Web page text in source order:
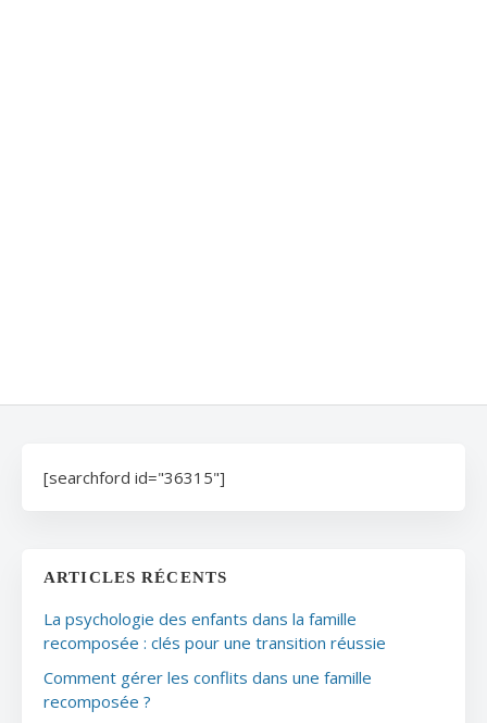
[searchford id="36315"]
ARTICLES RÉCENTS
La psychologie des enfants dans la famille
recomposée : clés pour une transition réussie
Comment gérer les conflits dans une famille
recomposée ?